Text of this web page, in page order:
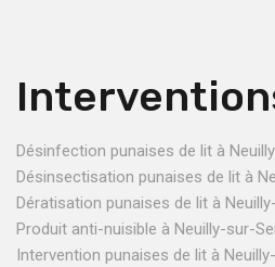
Désinfection punaises de lit à
Désinsectisation punaises de lit à
Dératisation punaises de lit à
Produit anti-nuisible à Neuilly-sur-
Intervention punaises de lit à